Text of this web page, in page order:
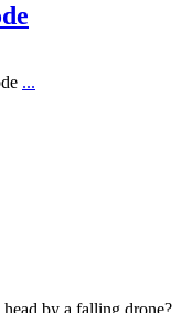
...
by a falling drone?